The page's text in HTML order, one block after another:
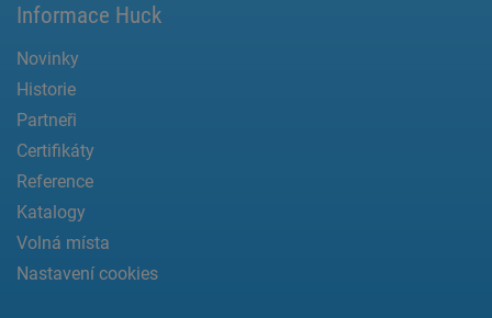
Informace Huck
Novinky
Historie
Partneři
Certifikáty
Reference
Katalogy
Volná místa
Nastavení cookies